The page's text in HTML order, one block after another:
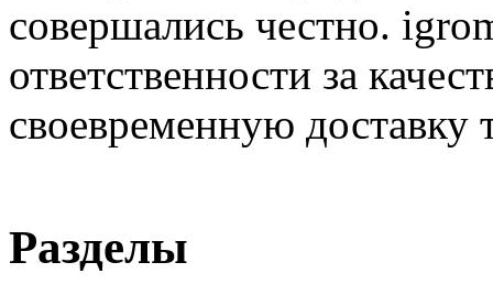
совершались честно.
ответственности за
своевременную доставку
Разделы